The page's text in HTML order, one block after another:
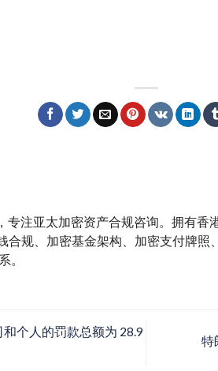
专注亚太加密资产合规咨询。拥有
合规、加密基金架构、加密支付牌照
。
个人的罚款总额为 28.9
特